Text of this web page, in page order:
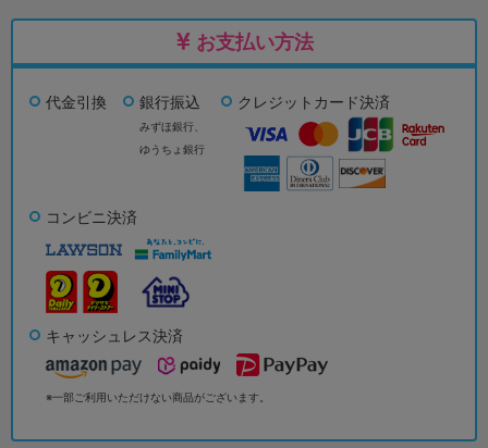
お支払い方法
代金引換 銀行振込
みずほ銀行、
ゆうちょ銀行
クレジットカード決済
コンビニ決済
キャッシュレス決済
※一部ご利用いただけない商品がございます。